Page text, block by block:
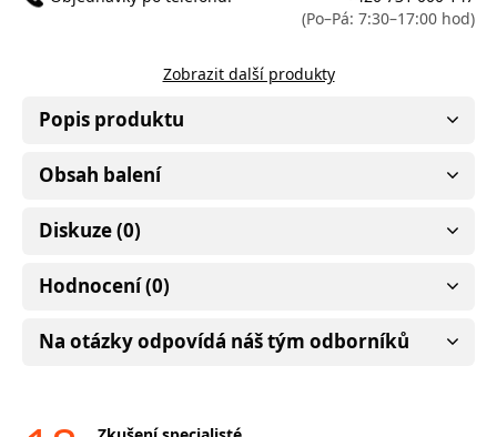
(Po–Pá: 7:30–17:00 hod)
Zobrazit další produkty
Popis produktu
Obsah balení
Diskuze (0)
Hodnocení (0)
Na otázky odpovídá náš tým odborníků